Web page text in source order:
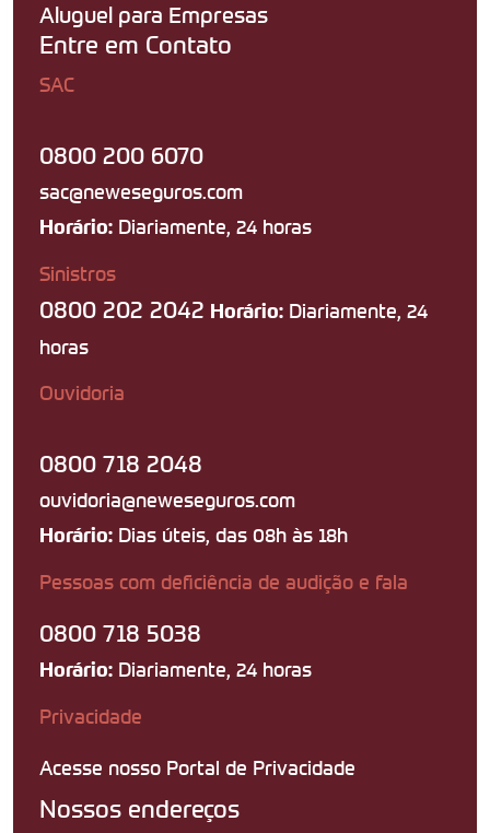
Aluguel para Empresas
Entre em Contato
SAC
0800 200 6070
sac@neweseguros.com
Horário: Diariamente, 24 horas
Sinistros
0800 202 2042 Horário: Diariamente, 24
horas
Ouvidoria
0800 718 2048
ouvidoria@neweseguros.com
Horário: Dias úteis, das 08h às 18h
Pessoas com deficiência de audição e fala
0800 718 5038
Horário: Diariamente, 24 horas
Privacidade
Acesse nosso Portal de Privacidade
Nossos endereços